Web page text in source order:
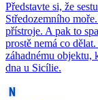
Představte si, že
Středozemního
přístroje. A pak to
prostě nemá co
záhadnému objektu,
dna u Sicílie.